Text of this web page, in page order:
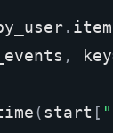
.
, key
(start [